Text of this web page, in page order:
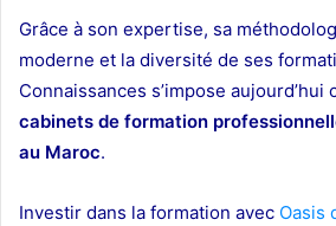
Grâce à son expertise, sa
moderne et la diversité de ses
Connaissances s’impose aujourd’hui
cabinets de formation
au Maroc.
Investir dans la formation avec Oasis